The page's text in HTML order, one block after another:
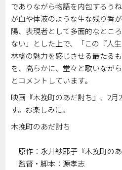
でありながら物語を内包するう
が血や体液のような生な残り香
陽、表現者として多面的なとこ
ない」とした上で、「この『人
林檎の魅力を感じさせる最たる
を、高らかに、堂々と歌いなが
とコメントしています。
映画『木挽町のあだ討ち』、2月
す。お楽しみに。
木挽町のあだ討ち
原作：永井紗耶子『木挽町のあ
監督・脚本：源孝志